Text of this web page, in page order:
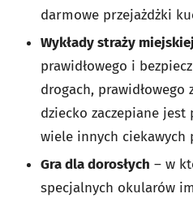
darmowe przejażdżki
Wykłady straży miejskiej
prawidłowego i
drogach, prawidłowego
dziecko zaczepiane
wiele innych ciekawych
Gra dla dorosłych – w
specjalnych okularów